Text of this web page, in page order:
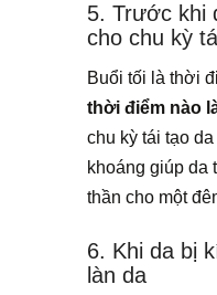
5. Trước khi
cho chu kỳ
Buổi tối là thời
thời điểm nào
chu kỳ tái tạo
khoáng giúp da
thần cho một
6. Khi da bị
làn da